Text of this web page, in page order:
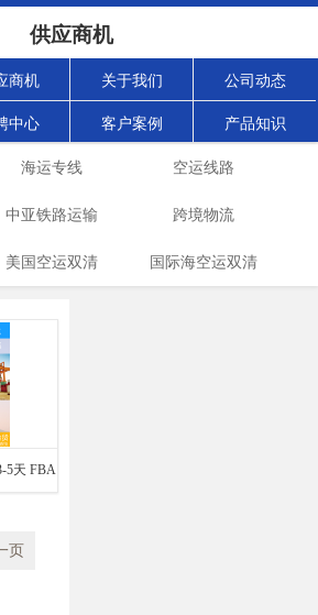
供应商机
商机 关于我们 公司动态
中心 客户案例 产品知识
海运专线 空运线路
中亚铁路运输 跨境物流
美国空运双清 国际海空运双清
5天 FBA
页